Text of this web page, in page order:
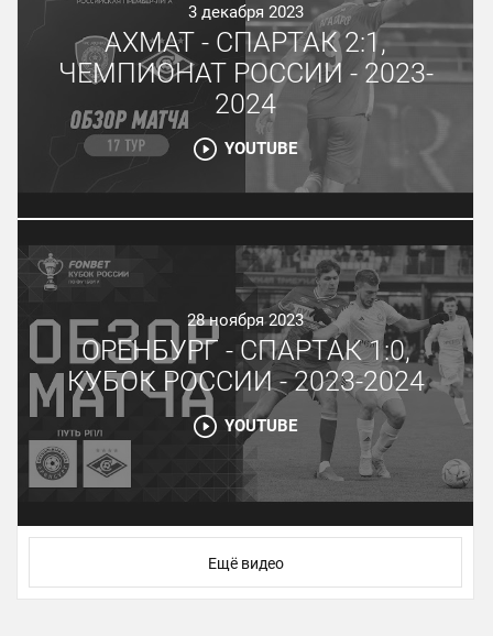
3 декабря 2023
АХМАТ - СПАРТАК 2:1,
ЧЕМПИОНАТ РОССИИ - 2023-
2024
YOUTUBE
28 ноября 2023
ОРЕНБУРГ - СПАРТАК 1:0,
КУБОК РОССИИ - 2023-2024
YOUTUBE
Ещё видео